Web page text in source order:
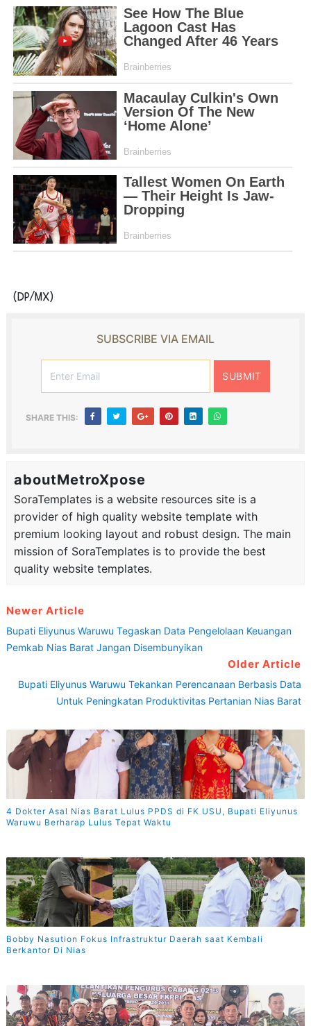
(DP/MX)
SUBSCRIBE VIA EMAIL
SHARE THIS:
aboutMetroXpose
SoraTemplates is a website resources site is a
provider of high quality website template with
premium looking layout and robust design. The main
mission of SoraTemplates is to provide the best
quality website templates.
Newer Article
Bupati Eliyunus Waruwu Tegaskan Data Pengelolaan Keuangan
Pemkab Nias Barat Jangan Disembunyikan
Older Article
Bupati Eliyunus Waruwu Tekankan Perencanaan Berbasis Data
Untuk Peningkatan Produktivitas Pertanian Nias Barat
4 Dokter Asal Nias Barat Lulus PPDS di FK USU, Bupati Eliyunus
Waruwu Berharap Lulus Tepat Waktu
Bobby Nasution Fokus Infrastruktur Daerah saat Kembali
Berkantor Di Nias